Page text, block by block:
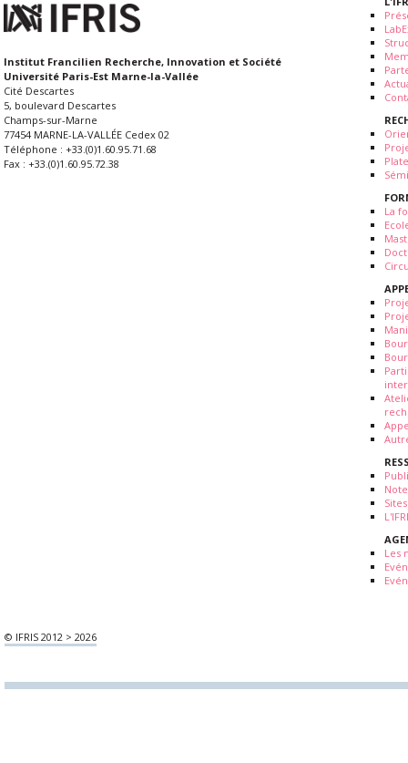
Institut Francilien Recherche, Innovation et Société
Université Paris-Est Marne-la-Vallée
Cité Descartes
5, boulevard Descartes
Champs-sur-Marne
77454 MARNE-LA-VALLÉE Cedex 02
Téléphone : +33.(0)1.60.95.71.68
Fax : +33.(0)1.60.95.72.38
La
Les
© IFRIS 2012 > 2026